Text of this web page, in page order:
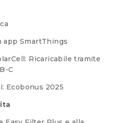
app SmartThings
Ricaricabile tramite
C
Ecobonus 2025